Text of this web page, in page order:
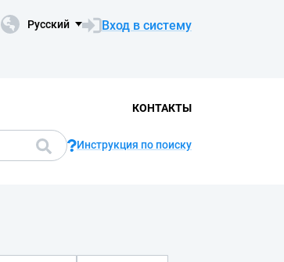
Русский Вход в систему
КОНТАКТЫ
Инструкция по поиску